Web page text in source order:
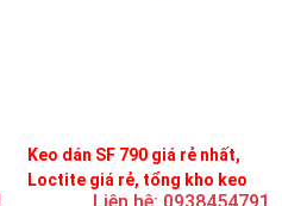
Keo dán SF 790 giá rẻ nhất,
Loctite giá rẻ, tổng kho keo